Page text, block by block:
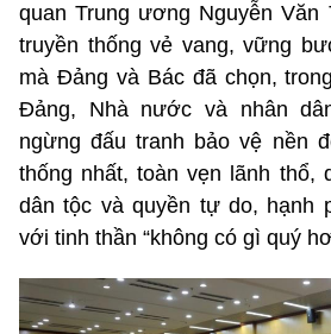
quan Trung ương Nguyễn Văn
truyền thống vẻ vang, vững
mà Đảng và Bác đã chọn,
Đảng, Nhà nước và nhân
ngừng đấu tranh bảo vệ nền
thống nhất, toàn vẹn lãnh thổ,
dân tộc và quyền tự do, hạnh
với tinh thần “không có gì quý